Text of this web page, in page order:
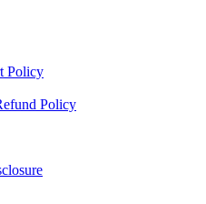
Policy
Policy